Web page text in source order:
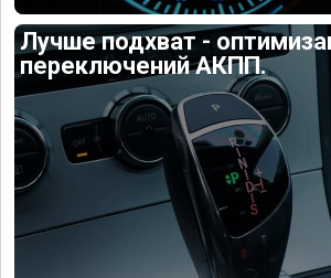
Лучше подхват -
переключений АКПП.